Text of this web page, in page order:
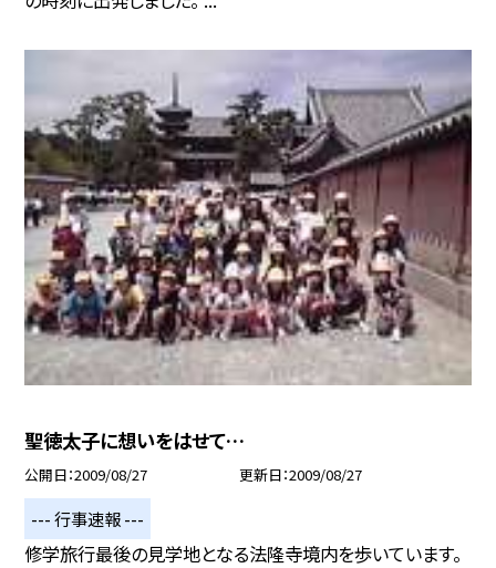
聖徳太子に想いをはせて…
公開日 2009/08/27 更新日 2009/08/27
--- 行事速報 ---
修学旅行最後の見学地となる法隆寺境内を歩いています。